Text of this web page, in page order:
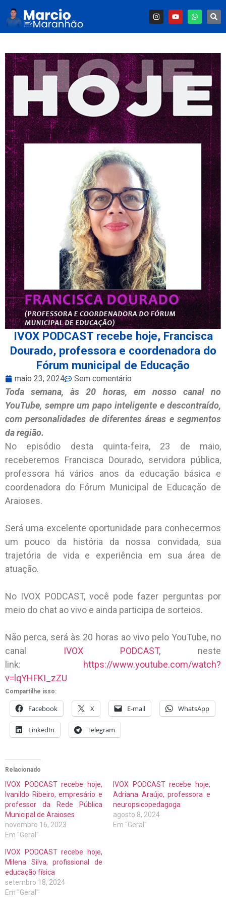
IVOX PODCAST recebe hoje, Francisca
Dourado, professora e coordenadora do
Fórum municipal de Educação
maio 23, 2024 Sem comentário
Toda semana, às 20 horas, em nosso canal no
YouTube, sempre um papo inteligente e descontraído,
com personalidades de diferentes áreas e segmentos
da região.
No episódio desta quinta-feira, 23 de maio,
receberemos Francisca Dourado, servidora pública,
professora há vários anos da educação básica e
coordenadora do Fórum Municipal de Educação de
Araioses.
Será uma excelente oportunidade para conhecermos
um pouco da história da nossa convidada, sua
trajetória de vida e experiência em sua área de
atuação.
No IVOX PODCAST, você pode fazer perguntas por
meio do chat ao vivo e ainda participa de sorteios.
Não perca, será às 20 horas ao vivo pelo YouTube, no
canal
IVOX PODCAST, neste
link: https://www.youtube.com/watch?
v=lqYHFKI_zZU
Compartilhe isso:
Facebook X E-mail WhatsApp
LinkedIn Telegram
Relacionado
IVOX PODCAST recebe hoje,
Ivanildo Ribeiro, empresário e
professor da Rede Pública
Municipal de Araioses
novembro 16, 2023
Em "Geral"
IVOX PODCAST recebe hoje,
Adriana Araújo, professora e
neuropsicopedagoga
agosto 8, 2024
Em "Geral"
IVOX PODCAST recebe hoje,
Milena Silva, profissional de
educação física
setembro 18, 2024
Em "Geral"